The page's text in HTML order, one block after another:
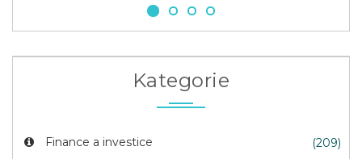
Kategorie
Finance a investice (209)